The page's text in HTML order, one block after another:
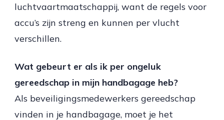
luchtvaartmaatschappij, want de regels voor
accu’s zijn streng en kunnen per vlucht
verschillen.
Wat gebeurt er als ik per ongeluk
gereedschap in mijn handbagage heb?
Als beveiligingsmedewerkers gereedschap
vinden in je handbagage, moet je het